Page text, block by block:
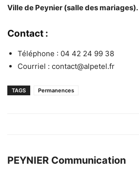
Ville de Peynier (salle des mariages).
Contact :
Téléphone : 04 42 24 99 38
Courriel : contact@alpetel.fr
TAGS Permanences
PEYNIER Communication